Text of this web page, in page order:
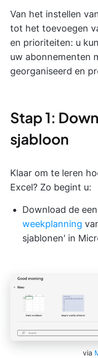
Van het instellen
tot het toevoegen
en prioriteiten: u
uw abonnementen
georganiseerd en
Stap 1:
sjabloon
Klaar om te leren
Excel? Zo begint u:
Download de
weekplanning
sjablonen' in
via